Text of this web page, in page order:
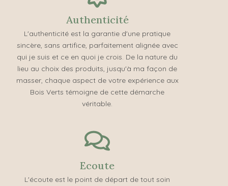
Authenticité
L'authenticité est la garantie d'une pratique
sincère, sans artifice, parfaitement alignée avec
qui je suis et ce en quoi je crois. De la nature du
lieu au choix des produits, jusqu'à ma façon de
masser, chaque aspect de votre expérience aux
Bois Verts témoigne de cette démarche
véritable.
Ecoute
L'écoute est le point de départ de tout soin